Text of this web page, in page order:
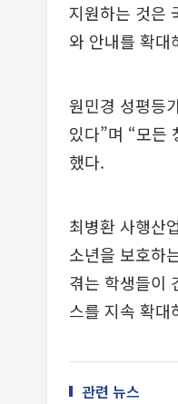
지원하는 것은
와 안내를 확대
원민경 성평등
있다”며 “모든
했다.
최병환 사행산
소년을 보호하
겪는 학생들이
스를 지속 확대
관련 뉴스